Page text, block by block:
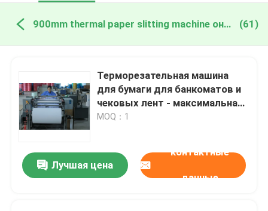
900mm thermal paper slitting machine онлайн производство (61)
Терморезательная машина
для бумаги для банкоматов и
чековых лент - максимальная
ширина 900 мм
MOQ：1
Лучшая цена
контактные
данные